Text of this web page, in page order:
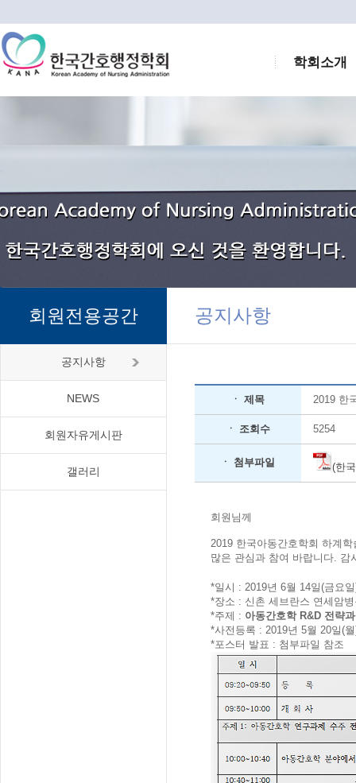
학회소개
회원전용공간
공지사항
NEWS
회원자유게시판
갤러리
공지사항
ㆍ 제목 2019 한
ㆍ 조회수 5254
ㆍ 첨부파일 (한
회원님께
2019 한국아동간호학회 하계
많은 관심과 참여 바랍니다. 감
*일시 : 2019년 6월 14일(금요
*장소 : 신촌 세브란스 연세암
*주제 : 아동간호학 R&D 전략
*사전등록 : 2019년 5월 20일(
*포스터 발표 : 첨부파일 참조